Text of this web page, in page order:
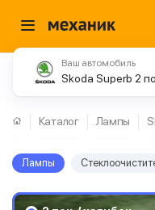
Ваш автомобиль
Skoda Superb 2
Каталог Лампы
Лампы